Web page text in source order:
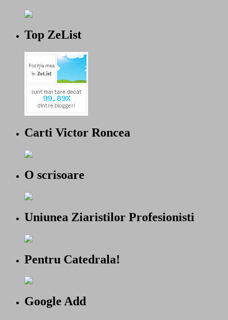
Top ZeList
Carti Victor Roncea
O scrisoare
Uniunea Ziaristilor Profesionisti
Pentru Catedrala!
Google Add